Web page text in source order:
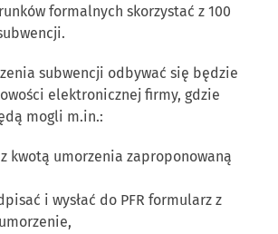
formalnych skorzystać z 100
subwencji odbywać się będzie
elektronicznej firmy, gdzie
mogli m.in.:
kwotą umorzenia zaproponowaną
i wysłać do PFR formularz z